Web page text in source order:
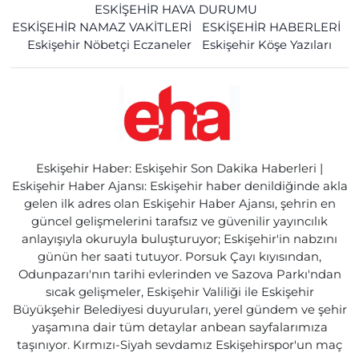
ESKİŞEHİR HAVA DURUMU
ESKİŞEHİR NAMAZ VAKİTLERİ
ESKİŞEHİR HABERLERİ
Eskişehir Nöbetçi Eczaneler
Eskişehir Köşe Yazıları
Eskişehir Haber: Eskişehir Son Dakika Haberleri |
Eskişehir Haber Ajansı: Eskişehir haber denildiğinde akla
gelen ilk adres olan Eskişehir Haber Ajansı, şehrin en
güncel gelişmelerini tarafsız ve güvenilir yayıncılık
anlayışıyla okuruyla buluşturuyor; Eskişehir'in nabzını
günün her saati tutuyor. Porsuk Çayı kıyısından,
Odunpazarı'nın tarihi evlerinden ve Sazova Parkı'ndan
sıcak gelişmeler, Eskişehir Valiliği ile Eskişehir
Büyükşehir Belediyesi duyuruları, yerel gündem ve şehir
yaşamına dair tüm detaylar anbean sayfalarımıza
taşınıyor. Kırmızı-Siyah sevdamız Eskişehirspor'un maç